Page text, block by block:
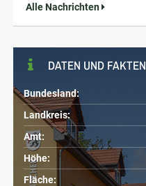
Alle Nachrichten
DATEN UND FAKTEN
Bundesland:
Landkreis:
Amt:
Höhe:
Fläche: